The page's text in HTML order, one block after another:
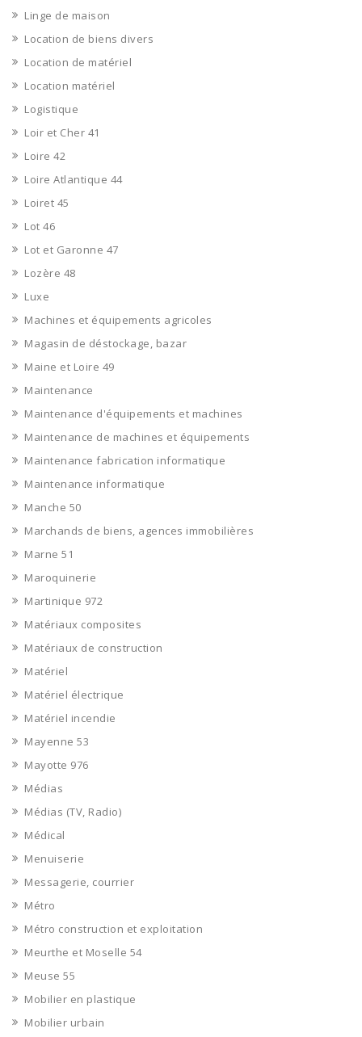
Linge de maison
Location de biens divers
Location de matériel
Location matériel
Logistique
Loir et Cher 41
Loire 42
Loire Atlantique 44
Loiret 45
Lot 46
Lot et Garonne 47
Lozère 48
Luxe
Machines et équipements agricoles
Magasin de déstockage, bazar
Maine et Loire 49
Maintenance
Maintenance d'équipements et machines
Maintenance de machines et équipements
Maintenance fabrication informatique
Maintenance informatique
Manche 50
Marchands de biens, agences immobilières
Marne 51
Maroquinerie
Martinique 972
Matériaux composites
Matériaux de construction
Matériel
Matériel électrique
Matériel incendie
Mayenne 53
Mayotte 976
Médias
Médias (TV, Radio)
Médical
Menuiserie
Messagerie, courrier
Métro
Métro construction et exploitation
Meurthe et Moselle 54
Meuse 55
Mobilier en plastique
Mobilier urbain